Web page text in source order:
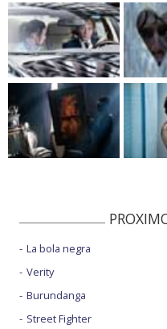
La bola negra
Verity
Burundanga
Street Fighter